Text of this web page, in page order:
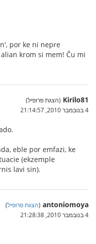
por ke ni nepre
krom si mem! Ĉu mi
Kirilo81 (הצגת פרופיל)
4 בנובמבר 2010, 21:14:57
eble por emfazi, ke
(ekzemple
lavi sin).
antoniomoya
(הצגת פרופיל)
4 בנובמבר 2010, 21:28:38